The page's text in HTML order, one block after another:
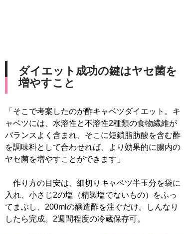
ダイエット成功の鍵はヤセ菌を
増やすこと
「そこで考案したのが酢キャベツダイエット。キ
ャベツには、水溶性と不溶性2種類の食物繊維が
バランスよく含まれ、そこに短鎖脂肪酸を含む酢
を調味料として合わせれば、より効果的に腸内の
ヤセ菌を増やすことができます」
作り方の目安は、細切りキャベツ半玉分を袋に
入れ、小さじ2の塩（精製塩でないもの）をふっ
てまぶし、200mlの醸造酢を注ぐだけ。しんなり
したら完成。2週間程度の冷蔵保存可。